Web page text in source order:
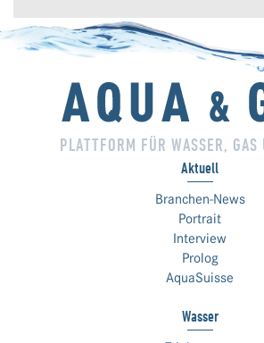
PLATTFORM FÜR WASSER, GAS
Aktuell
Branchen-News
Portrait
Interview
Prolog
AquaSuisse
Wasser